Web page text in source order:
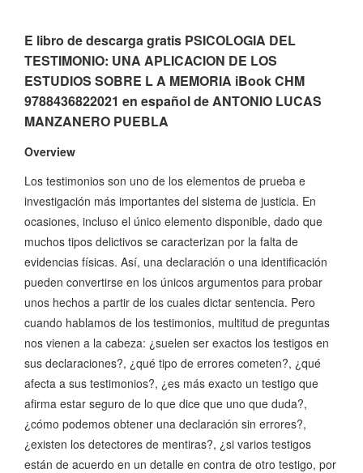
E libro de descarga gratis PSICOLOGIA DEL
TESTIMONIO: UNA APLICACION DE LOS
ESTUDIOS SOBRE L A MEMORIA iBook CHM
9788436822021 en español de ANTONIO LUCAS
MANZANERO PUEBLA
Overview
Los testimonios son uno de los elementos de prueba e
investigación más importantes del sistema de justicia. En
ocasiones, incluso el único elemento disponible, dado que
muchos tipos delictivos se caracterizan por la falta de
evidencias físicas. Así, una declaración o una identificación
pueden convertirse en los únicos argumentos para probar
unos hechos a partir de los cuales dictar sentencia. Pero
cuando hablamos de los testimonios, multitud de preguntas
nos vienen a la cabeza: ¿suelen ser exactos los testigos en
sus declaraciones?, ¿qué tipo de errores cometen?, ¿qué
afecta a sus testimonios?, ¿es más exacto un testigo que
afirma estar seguro de lo que dice que uno que duda?,
¿cómo podemos obtener una declaración sin errores?,
¿existen los detectores de mentiras?, ¿si varios testigos
están de acuerdo en un detalle en contra de otro testigo, por